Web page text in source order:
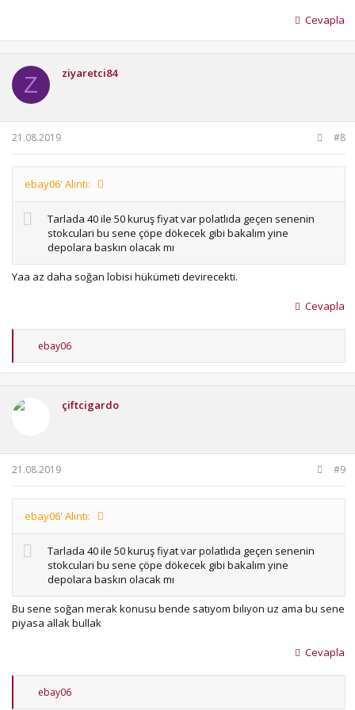
Cevapla
Z ziyaretci84
21.08.2019 #8
ebay06' Alıntı:
Tarlada 40 ile 50 kuruş fiyat var polatlıda geçen senenin
stokculari bu sene çöpe dökecek gibi bakalım yine
depolara baskın olacak mı
Yaa az daha soğan lobisi hükümeti devirecekti.
Cevapla
T
p
ebay06
çiftcigardo
21.08.2019 #9
ebay06' Alıntı:
Tarlada 40 ile 50 kuruş fiyat var polatlıda geçen senenin
stokculari bu sene çöpe dökecek gibi bakalım yine
depolara baskın olacak mı
Bu sene soğan merak konusu bende satıyom bılıyon uz ama bu sene
piyasa allak bullak
Cevapla
T
ebay06